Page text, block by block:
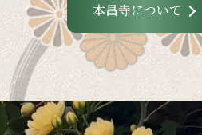
本昌寺について